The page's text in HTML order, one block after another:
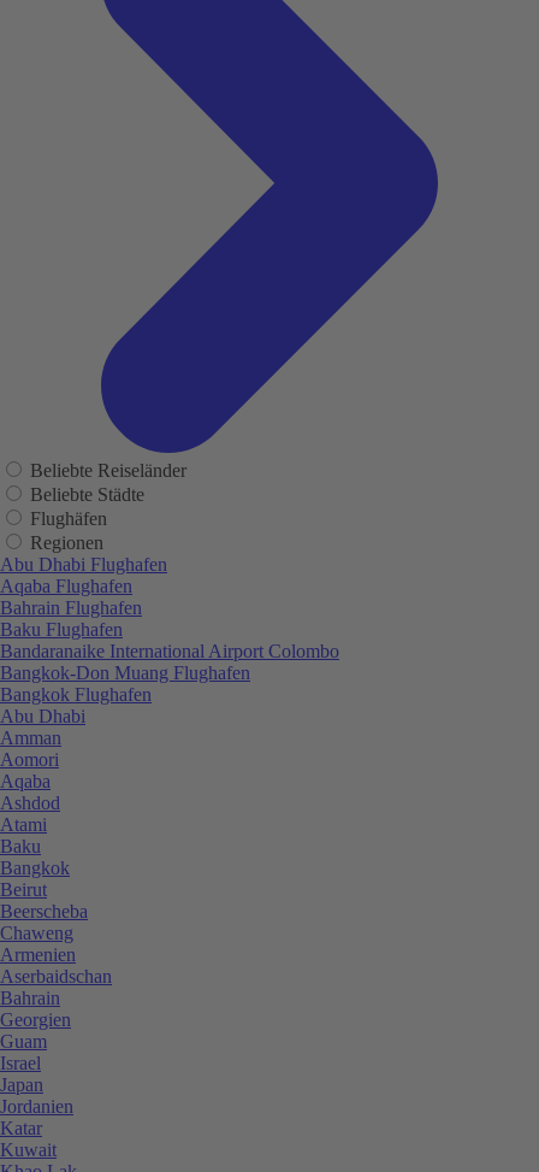
Beliebte Reiseländer
Beliebte Städte
Flughäfen
Regionen
Abu Dhabi Flughafen
Aqaba Flughafen
Bahrain Flughafen
Baku Flughafen
Bandaranaike International Airport Colombo
Bangkok-Don Muang Flughafen
Bangkok Flughafen
Abu Dhabi
Amman
Aomori
Aqaba
Ashdod
Atami
Baku
Bangkok
Beirut
Beerscheba
Chaweng
Armenien
Aserbaidschan
Bahrain
Georgien
Guam
Israel
Japan
Jordanien
Katar
Kuwait